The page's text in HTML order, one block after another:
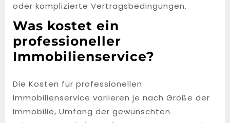
oder komplizierte Vertragsbedingungen.
Was kostet ein
professioneller
Immobilienservice?
Die Kosten für professionellen
Immobilienservice variieren je nach Größe der
Immobilie, Umfang der gewünschten